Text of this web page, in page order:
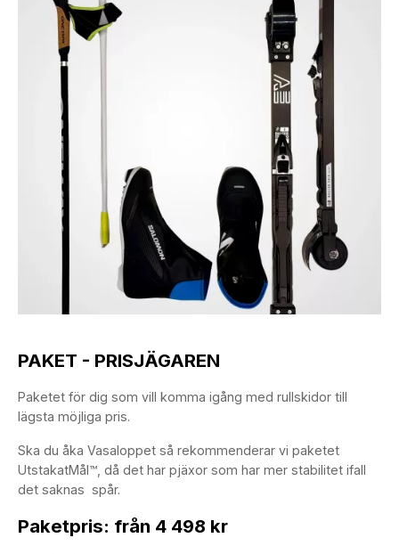
PAKET - PRISJÄGAREN
Paketet för dig som vill komma igång med rullskidor till
lägsta möjliga pris.
Ska du åka Vasaloppet så rekommenderar vi paketet
UtstakatMål™, då det har pjäxor som har mer stabilitet ifall
det saknas spår.
Paketpris: från 4 498 kr